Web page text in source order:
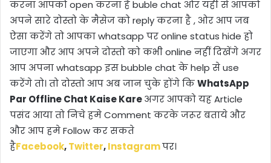
करना आपको open करना है buble chat ओर यही से आपको
अपने सारे दोस्तो के मैसेज को reply करना है , ओर आप जब
ऐसा करेंगे तो आपका whatsapp पर online status hide हो
जाएगा और आप अपने दोस्तो को कभी online नहीं दिखेंगे अगर
आप अपना whatsapp इस bubble chat के help से use
करेंगे तो। तो दोस्तो आप अब जान चुके होंगे किWhatsApp
Par Offline Chat Kaise Kareअगर आपको यह Article
पसंद आया तो निचे हमे Comment करके जरूर बताये और
और आप हमे Follow कर सकते
हैFacebook,Twitter,Instagramपर।